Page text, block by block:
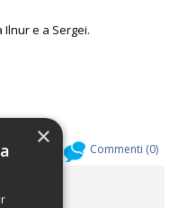
e a Sergei.
( Commenti (0)
×